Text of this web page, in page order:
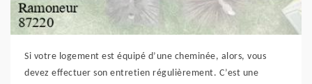
Si votre logement est équipé d’une cheminée, alors, vous
devez effectuer son entretien régulièrement. C’est une